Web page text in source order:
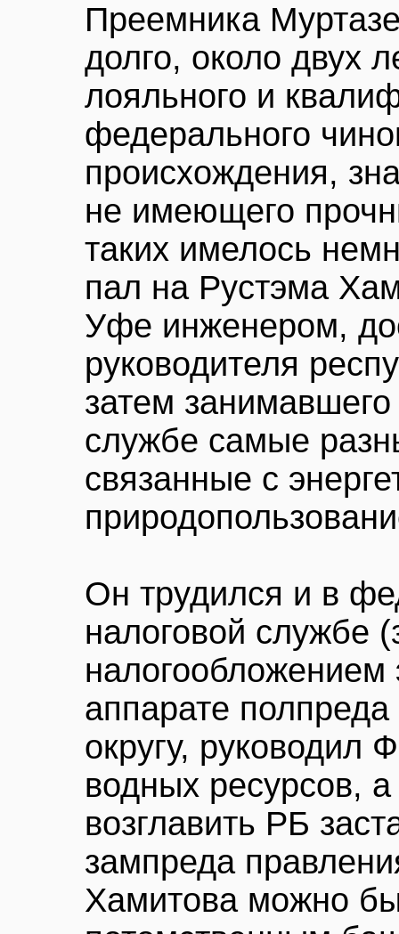
Преемника
долго, около двух
лояльного и
федерального
происхождения,
не имеющего
таких имелось
пал на Рустэма
Уфе инженером,
руководителя
затем
службе самые
связанные с
Он трудился и в
налоговой службе
налогообложением
аппарате
округу, руководил
водных ресурсов,
возглавить РБ
зампреда
Хамитова можно